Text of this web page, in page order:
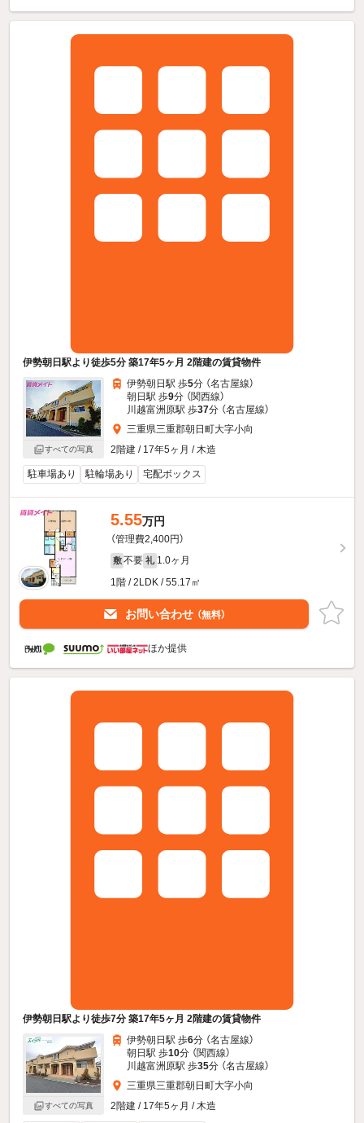
伊勢朝日駅より徒歩5分 築17年5ヶ月 2階建の賃貸物件
すべての写真
伊勢朝日駅 歩5分 （名古屋線）
朝日駅 歩9分 （関西線）
川越富洲原駅 歩37分 （名古屋線）
三重県三重郡朝日町大字小向
2階建 / 17年5ヶ月 / 木造
駐車場あり 駐輪場あり 宅配ボックス
5.55万円
（管理費2,400円）
敷 不要 礼 1.0ヶ月
1階 / 2LDK / 55.17㎡
お問い合わせ （無料）
ほか提供
伊勢朝日駅より徒歩7分 築17年5ヶ月 2階建の賃貸物件
すべての写真
伊勢朝日駅 歩6分 （名古屋線）
朝日駅 歩10分 （関西線）
川越富洲原駅 歩35分 （名古屋線）
三重県三重郡朝日町大字小向
2階建 / 17年5ヶ月 / 木造